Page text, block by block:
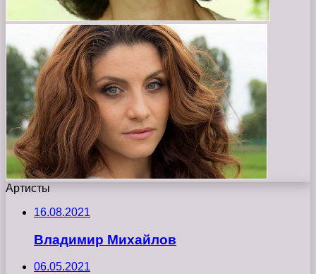
Артисты
16.08.2021
Владимир Михайлов
06.05.2021